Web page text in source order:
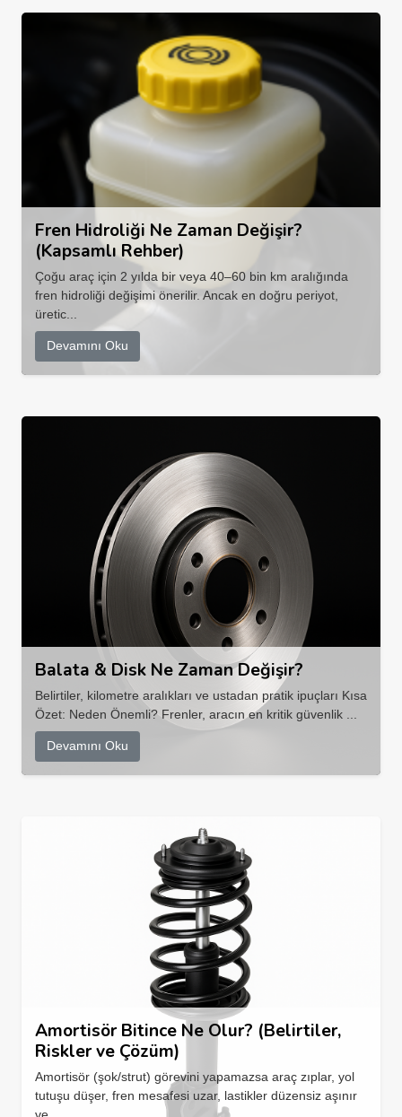
Fren Hidroliği Ne Zaman Değişir?
(Kapsamlı Rehber)
Çoğu araç için 2 yılda bir veya 40–60 bin km aralığında
fren hidroliği değişimi önerilir. Ancak en doğru periyot,
üretic...
Devamını Oku
Balata & Disk Ne Zaman Değişir?
Belirtiler, kilometre aralıkları ve ustadan pratik ipuçları Kısa
Özet: Neden Önemli? Frenler, aracın en kritik güvenlik ...
Devamını Oku
Amortisör Bitince Ne Olur? (Belirtiler,
Riskler ve Çözüm)
Amortisör (şok/strut) görevini yapamazsa araç zıplar, yol
tutuşu düşer, fren mesafesi uzar, lastikler düzensiz aşınır